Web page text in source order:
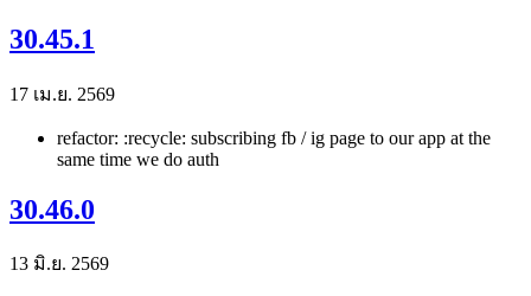
30.45.1
17 เม.ย. 2569
refactor: :recycle: subscribing fb / ig page to our app at the
same time we do auth
30.46.0
13 มิ.ย. 2569